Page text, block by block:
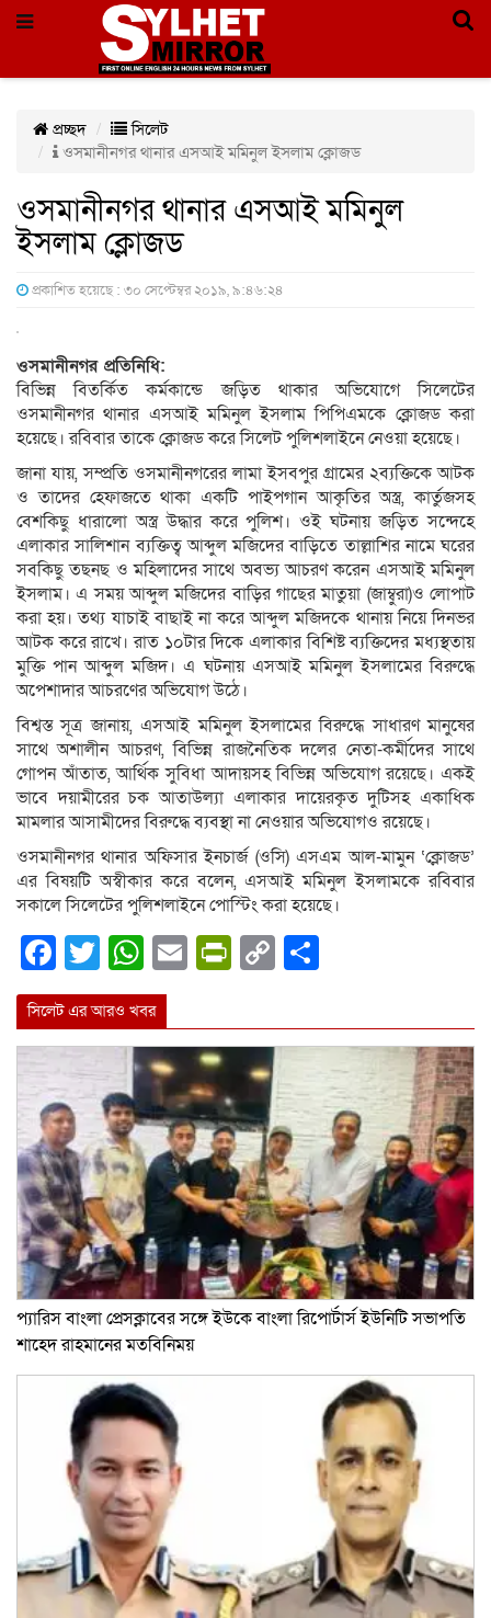
প্রচ্ছদ
সিলেট
ওসমানীনগর থানার এসআই মমিনুল ইসলাম ক্লোজড
ওসমানীনগর থানার এসআই মমিনুল
ইসলাম ক্লোজড
প্রকাশিত হয়েছে : ৩০ সেপ্টেম্বর ২০১৯, ৯:৪৬:২৪
ওসমানীনগর প্রতিনিধি:
বিভিন্ন বিতর্কিত কর্মকান্ডে জড়িত থাকার অভিযোগে সিলেটের
ওসমানীনগর থানার এসআই মমিনুল ইসলাম পিপিএমকে ক্লোজড করা
হয়েছে। রবিবার তাকে ক্লোজড করে সিলেট পুলিশলাইনে নেওয়া হয়েছে।
জানা যায়, সম্প্রতি ওসমানীনগরের লামা ইসবপুর গ্রামের ২ব্যক্তিকে আটক
ও তাদের হেফাজতে থাকা একটি পাইপগান আকৃতির অস্ত্র, কার্তুজসহ
বেশকিছু ধারালো অস্ত্র উদ্ধার করে পুলিশ। ওই ঘটনায় জড়িত সন্দেহে
এলাকার সালিশান ব্যক্তিত্ব আব্দুল মজিদের বাড়িতে তাল্লাশির নামে ঘরের
সবকিছু তছনছ ও মহিলাদের সাথে অবভ্য আচরণ করেন এসআই মমিনুল
ইসলাম। এ সময় আব্দুল মজিদের বাড়ির গাছের মাতুয়া (জাম্বুরা)ও লোপাট
করা হয়। তথ্য যাচাই বাছাই না করে আব্দুল মজিদকে থানায় নিয়ে দিনভর
আটক করে রাখে। রাত ১০টার দিকে এলাকার বিশিষ্ট ব্যক্তিদের মধ্যস্থতায়
মুক্তি পান আব্দুল মজিদ। এ ঘটনায় এসআই মমিনুল ইসলামের বিরুদ্ধে
অপেশাদার আচরণের অভিযোগ উঠে।
বিশ্বস্ত সূত্র জানায়, এসআই মমিনুল ইসলামের বিরুদ্ধে সাধারণ মানুষের
সাথে অশালীন আচরণ, বিভিন্ন রাজনৈতিক দলের নেতা-কর্মীদের সাথে
গোপন আঁতাত, আর্থিক সুবিধা আদায়সহ বিভিন্ন অভিযোগ রয়েছে। একই
ভাবে দয়ামীরের চক আতাউল্যা এলাকার দায়েরকৃত দুটিসহ একাধিক
মামলার আসামীদের বিরুদ্ধে ব্যবস্থা না নেওয়ার অভিযোগও রয়েছে।
ওসমানীনগর থানার অফিসার ইনচার্জ (ওসি) এসএম আল-মামুন ‘ক্লোজড’
এর বিষয়টি অস্বীকার করে বলেন, এসআই মমিনুল ইসলামকে রবিবার
সকালে সিলেটের পুলিশলাইনে পোস্টিং করা হয়েছে।
Facebook
Twitter
WhatsApp
EmailPrintFriendly
Copy
সিলেট এর আরও খবর
প্যারিস বাংলা প্রেসক্লাবের সঙ্গে ইউকে বাংলা রিপোর্টার্স ইউনিটি সভাপতি
শাহেদ রাহমানের মতবিনিময়